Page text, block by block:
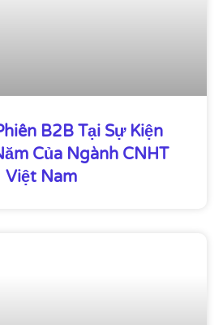
B2B Tại Sự Kiện
Của Ngành CNHT
Việt Nam